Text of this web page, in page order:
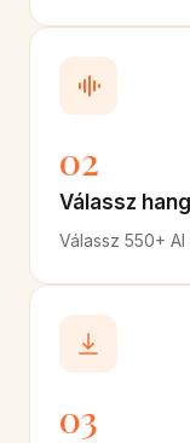
02
Válassz
Válassz 550+
03